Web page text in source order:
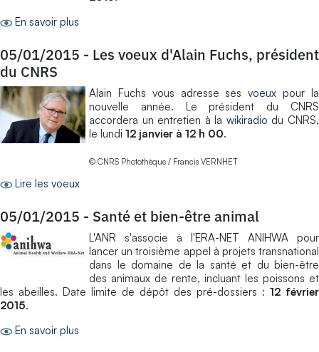
En savoir plus
05/01/2015 - Les voeux d'Alain Fuchs, président
du CNRS
Alain Fuchs vous adresse sesvoeux pour la
nouvelle année. Le président du CNRS
accordera un entretien à la wikiradio du CNRS,
le lundi 12 janvier à 12 h 00.
© CNRS Photothèque / Francis VERNHET
Lire les voeux
05/01/2015 - Santé et bien-être animal
L'ANR s'associe à l'ERA-NET ANIHWA pour
lancer un troisième appel à projets transnational
dans le domaine de la santé et du bien-être
des animaux de rente, incluant les poissons et
les abeilles. Date limite de dépôt des pré-dossiers : 12 février
2015.
En savoir plus